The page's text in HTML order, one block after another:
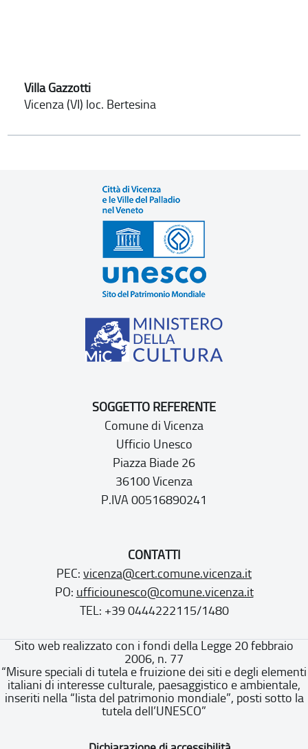
Villa Gazzotti
Vicenza (VI) loc. Bertesina
SOGGETTO REFERENTE
Comune di Vicenza
Ufficio Unesco
Piazza Biade 26
36100 Vicenza
P.IVA 00516890241
CONTATTI
PEC: vicenza@cert.comune.vicenza.it
PO: ufficiounesco@comune.vicenza.it
TEL: +39 0444222115/1480
Sito web realizzato con i fondi della Legge 20 febbraio
2006, n. 77
“Misure speciali di tutela e fruizione dei siti e degli elementi
italiani di interesse culturale, paesaggistico e ambientale,
inseriti nella “lista del patrimonio mondiale”, posti sotto la
tutela dell’UNESCO”